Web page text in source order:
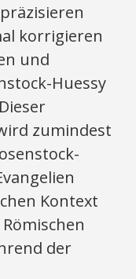
korrigieren
und
Huessy
zumindest
Kontext
der